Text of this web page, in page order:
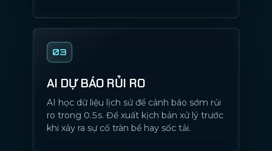
03
AI DỰ BÁO RỦI RO
AI học dữ liệu lịch sử để cảnh báo sớm rủi
ro trong 0.5s. Đề xuất kịch bản xử lý trước
khi xảy ra sự cố tràn bể hay sốc tải.